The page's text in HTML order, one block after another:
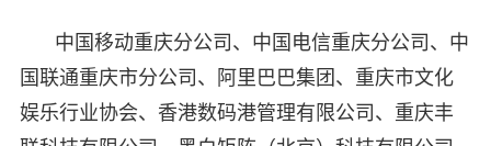
中国移动重庆分公司、中国电信重庆分公司、中
国联通重庆市分公司、阿里巴巴集团、重庆市文化
娱乐行业协会、香港数码港管理有限公司、重庆丰